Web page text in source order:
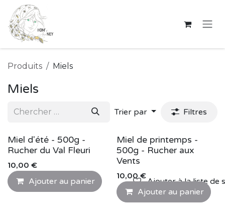
Se rendre au contenu
Produits Miels
Miels
Trier par Filtres
Miel d'été - 500g -
Rucher du Val Fleuri
10,00 €
Ajouter au panier Ajouter à la liste de
Miel de printemps -
500g - Rucher aux
Vents
10,00€
Ajouter au panier